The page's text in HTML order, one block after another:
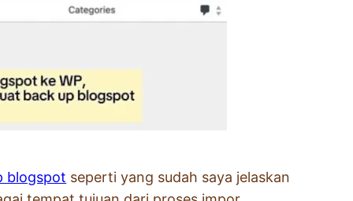
blogspot seperti yang sudah saya jelaskan